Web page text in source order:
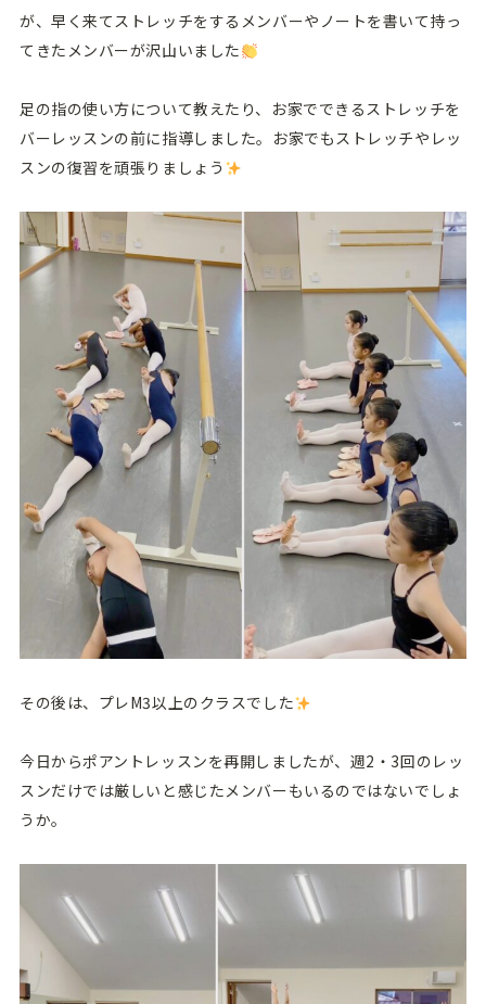
が、早く来てストレッチをするメンバーやノートを書いて持っ
てきたメンバーが沢山いました
足の指の使い方について教えたり、お家でできるストレッチを
バーレッスンの前に指導しました。お家でもストレッチやレッ
スンの復習を頑張りましょう
その後は、プレM3以上のクラスでした
今日からポアントレッスンを再開しましたが、週2・3回のレッ
スンだけでは厳しいと感じたメンバーもいるのではないでしょ
うか。